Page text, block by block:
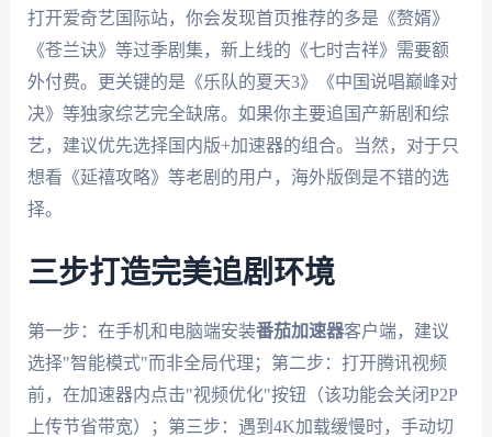
打开爱奇艺国际站，你会发现首页推荐的多是《赘婿》
《苍兰诀》等过季剧集，新上线的《七时吉祥》需要额
外付费。更关键的是《乐队的夏天3》《中国说唱巅峰对
决》等独家综艺完全缺席。如果你主要追国产新剧和综
艺，建议优先选择国内版+加速器的组合。当然，对于只
想看《延禧攻略》等老剧的用户，海外版倒是不错的选
择。
三步打造完美追剧环境
第一步：在手机和电脑端安装番茄加速器客户端，建议
选择"智能模式"而非全局代理；第二步：打开腾讯视频
前，在加速器内点击"视频优化"按钮（该功能会关闭P2P
上传节省带宽）；第三步：遇到4K加载缓慢时，手动切